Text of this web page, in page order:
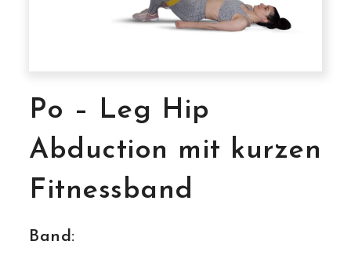
Po – Leg Hip
Abduction mit kurzen
Fitnessband
Band: